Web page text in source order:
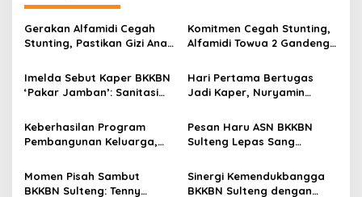
a
s
i
p
o
s
Gerakan Alfamidi Cegah
Stunting, Pastikan Gizi Anak
Komitmen Cegah Stunting,
Alfamidi Towua 2 Gandeng
Perkuat Edukasi Gizi Balita
dan Jaga Kesehatan
Lansia
Imelda Sebut Kaper BKKBN
‘Pakar Jamban’: Sanitasi
Stunting di Palu
Hari Pertama Bertugas
Jadi Kaper, Nuryamin
BKKBN Sulteng Wajib Masuk
10 Besar Nasional
Keberhasilan Program
Pembangunan Keluarga,
Diminta Bersinergi
Pesan Haru ASN BKKBN
Sulteng Lepas Sang
Momen Pisah Sambut
BKKBN Sulteng: Tenny
Sinergi Kemendukbangga
BKKBN Sulteng dengan